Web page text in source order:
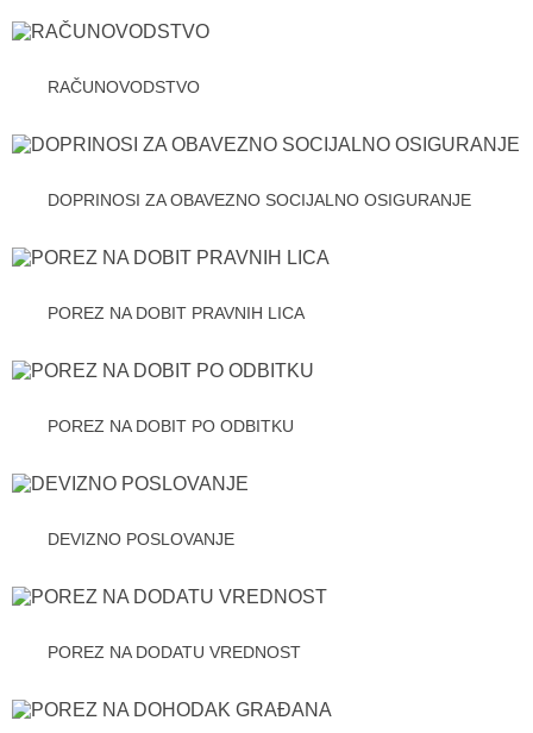
RAČUNOVODSTVO
DOPRINOSI ZA OBAVEZNO SOCIJALNO OSIGURANJE
POREZ NA DOBIT PRAVNIH LICA
POREZ NA DOBIT PO ODBITKU
DEVIZNO POSLOVANJE
POREZ NA DODATU VREDNOST